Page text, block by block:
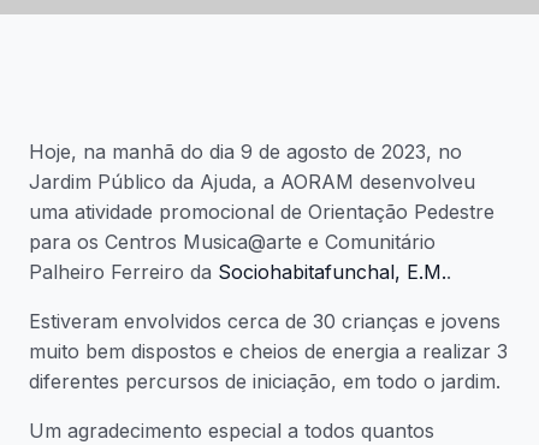
Hoje, na manhã do dia 9 de agosto de 2023, no
Jardim Público da Ajuda, a AORAM desenvolveu
uma atividade promocional de Orientação Pedestre
para os Centros Musica@arte e Comunitário
Palheiro Ferreiro da Sociohabitafunchal, E.M..
Estiveram envolvidos cerca de 30 crianças e jovens
muito bem dispostos e cheios de energia a realizar 3
diferentes percursos de iniciação, em todo o jardim.
Um agradecimento especial a todos quantos